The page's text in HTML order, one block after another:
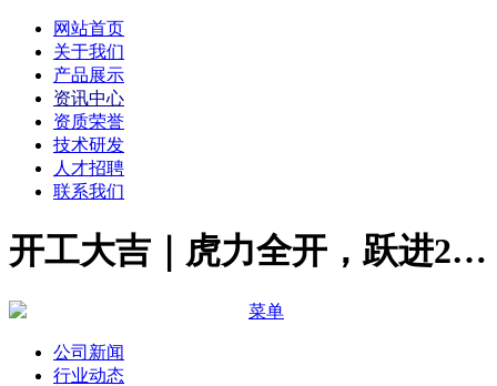
网站首页
关于我们
产品展示
资讯中心
资质荣誉
技术研发
人才招聘
联系我们
开工大吉｜虎力全开，跃进2022新征程 - 公司新闻 - 资讯中心 - 广东鸿邦金属铝业有限公司
菜单
公司新闻
行业动态